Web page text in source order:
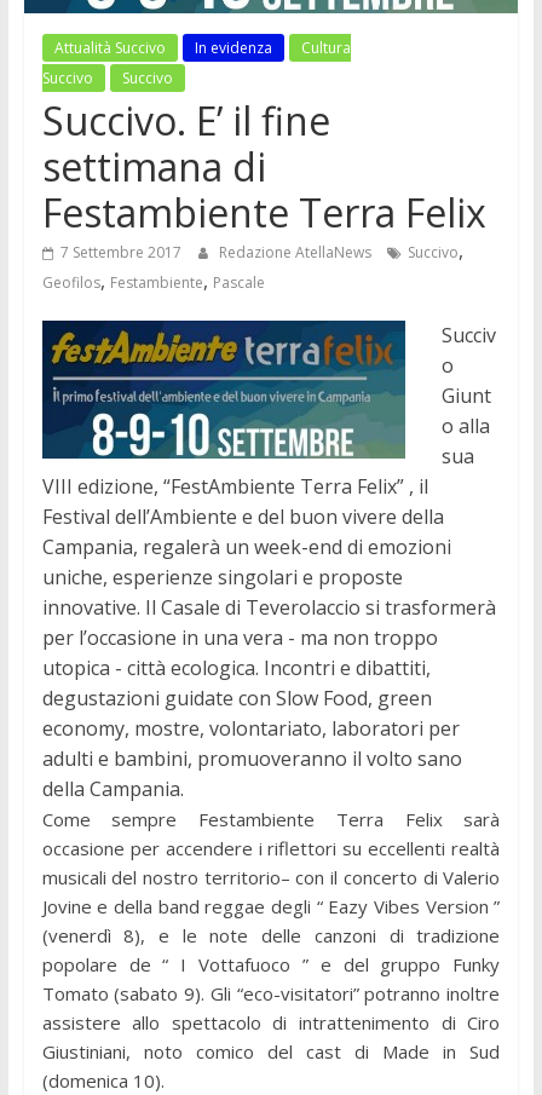
Attualità Succivo In evidenza
Cultura
Succivo
Succivo
Succivo. E’ il fine
settimana di
Festambiente Terra Felix
7 Settembre 2017 Redazione AtellaNews Succivo,
Geofilos, Festambiente, Pascale
Succiv
o
Giunt
o alla
sua
VIII edizione, “FestAmbiente Terra Felix” , il
Festival dell’Ambiente e del buon vivere della
Campania, regalerà un week-end di emozioni
uniche, esperienze singolari e proposte
innovative. Il Casale di Teverolaccio si trasformerà
per l’occasione in una vera - ma non troppo
utopica - città ecologica. Incontri e dibattiti,
degustazioni guidate con Slow Food, green
economy, mostre, volontariato, laboratori per
adulti e bambini, promuoveranno il volto sano
della Campania.
Come sempre Festambiente Terra Felix sarà
occasione per accendere i riflettori su eccellenti realtà
musicali del nostro territorio– con il concerto di Valerio
Jovine e della band reggae degli “ Eazy Vibes Version ”
(venerdì 8), e le note delle canzoni di tradizione
popolare de “ I Vottafuoco ” e del gruppo Funky
Tomato (sabato 9). Gli “eco-visitatori” potranno inoltre
assistere allo spettacolo di intrattenimento di Ciro
Giustiniani, noto comico del cast di Made in Sud
(domenica 10).